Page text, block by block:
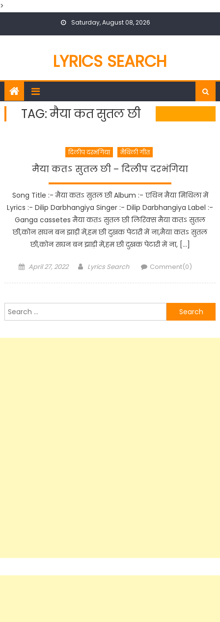
>
Saturday, August 08, 2026
LYRICS SEARCH
TAG:मैया कत सुतल छी
दिलीप दरभंगिया मैथिली गीत
मैया कतऽ सुतल छी – दिलीप दरभंगिया
Song Title :- मैया कतऽ सुतल छी Album :- एथिन मैया मिथिला में
Lyrics :- Dilip Darbhangiya Singer :- Dilip Darbhangiya Label :-
Ganga cassetes मैया कतऽ सुतल छी लिरिक्स मैया कतऽ सुतल
छी,कोन सघन बन झाड़ी में,हम छी दुखक पेटारी में ना,मैया कतऽ सुतल
छी,कोन सघन बन झाड़ी में,हम छी दुखक पेटारी में ना, […]
Posted
April 27, 2022 Author
Lyrics Search Comment(0)
Search
for: